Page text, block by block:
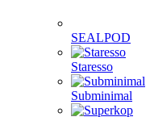
SEALPOD
Staresso
Subminimal